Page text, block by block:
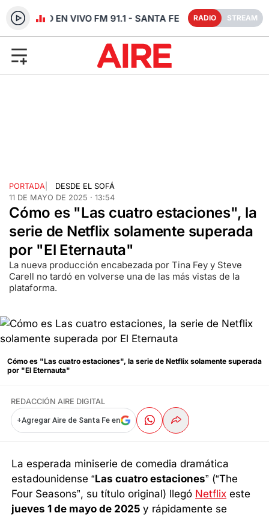
RADIO EN VIVO FM 91.1 - SANTA FE RADIO STREAM
PORTADA
DESDE EL SOFÁ
11 DE MAYO DE 2025 · 13:54
Cómo es "Las cuatro estaciones", la
serie de Netflix solamente superada
por "El Eternauta"
La nueva producción encabezada por Tina Fey y Steve
Carell no tardó en volverse una de las más vistas de la
plataforma.
Cómo es "Las cuatro estaciones", la serie de Netflix solamente superada
por "El Eternauta"
REDACCIÓN AIRE DIGITAL
+Agregar Aire de Santa Fe en
La esperada miniserie de comedia dramática
estadounidense “Las cuatro estaciones” (“The
Four Seasons”, su título original) llegó Netflix este
jueves 1 de mayo de 2025y rápidamente se